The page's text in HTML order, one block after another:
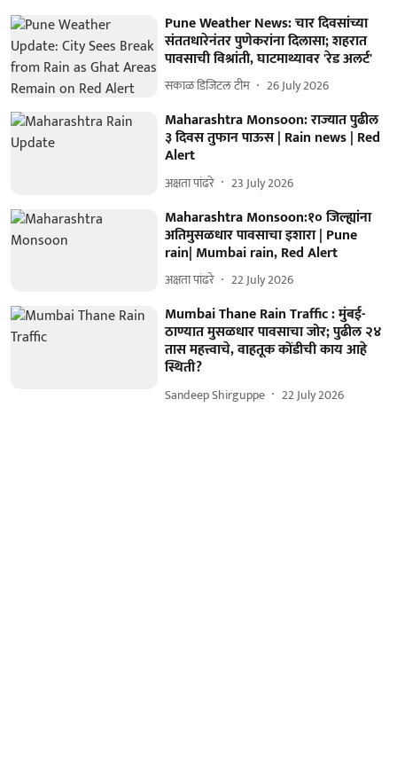
Pune Weather News: चार दिवसांच्या
संततधारेनंतर पुणेकरांना दिलासा; शहरात
पावसाची विश्रांती, घाटमाथ्यावर 'रेड अलर्ट'
सकाळ डिजिटल टीम 26 July 2026
Maharashtra Monsoon: राज्यात पुढील
३ दिवस तुफान पाऊस | Rain news | Red
Alert
अक्षता पांढरे 23 July 2026
Maharashtra Monsoon:१० जिल्ह्यांना
अतिमुसळधार पावसाचा इशारा | Pune
rain| Mumbai rain, Red Alert
अक्षता पांढरे 22 July 2026
Mumbai Thane Rain Traffic : मुंबई-
ठाण्यात मुसळधार पावसाचा जोर; पुढील २४
तास महत्त्वाचे, वाहतूक कोंडीची काय आहे
स्थिती?
Sandeep Shirguppe 22 July 2026